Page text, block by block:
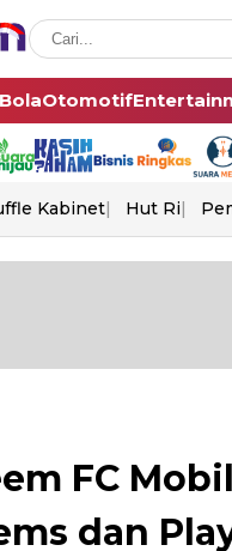
BolaOtomotif
Kabinet Hut Ri
FC
dan